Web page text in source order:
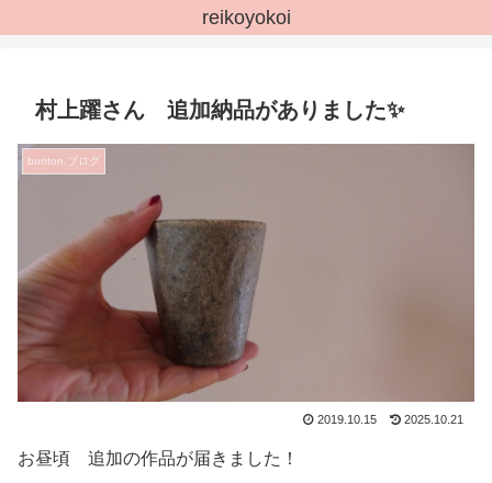
reikoyokoi
村上躍さん 追加納品がありました✨
bonton.ブログ
2019.10.15 2025.10.21
お昼頃 追加の作品が届きました！